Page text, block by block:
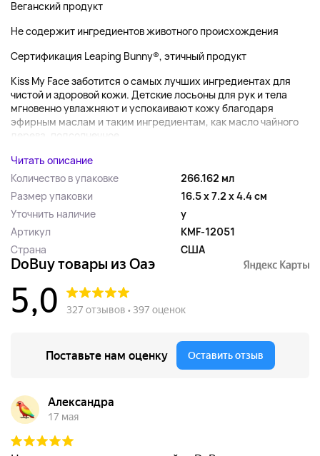
Веганский продукт
Не содержит ингредиентов животного происхождения
Сертификация Leaping Bunny®, этичный продукт
Kiss My Face заботится о самых лучших ингредиентах для
чистой и здоровой кожи. Детские лосьоны для рук и тела
мгновенно увлажняют и успокаивают кожу благодаря
эфирным маслам и таким ингредиентам, как масло чайного
дерева, подсолнечное...
Читать описание
Количество в упаковке
266.162 мл
Размер упаковки
16.5 x 7.2 x 4.4 см
Уточнить наличие
y
Артикул
KMF-12051
Страна
США